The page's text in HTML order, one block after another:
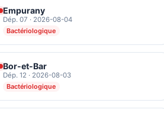
Empurany
Dép. 07 · 2026-08-04
Bactériologique
Bor-et-Bar
Dép. 12 · 2026-08-03
Bactériologique